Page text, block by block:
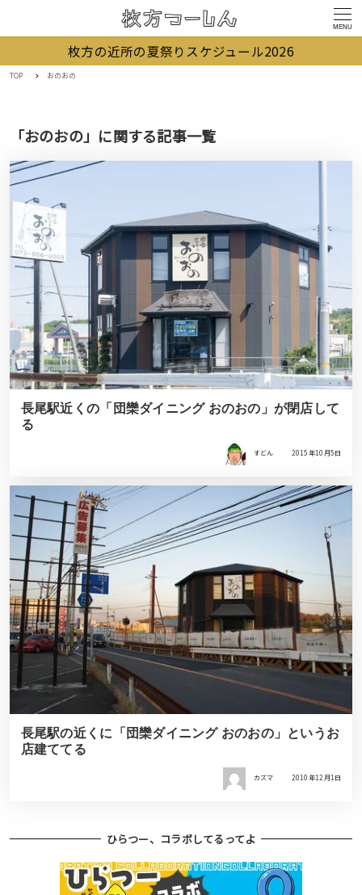
MENU
枚方の近所の夏祭りスケジュール2026
TOP おのおの
「おのおの」に関する記事一覧
長尾駅近くの「団欒ダイニング おのおの」が閉店して
る
すどん 2015年10月5日
長尾駅の近くに「団欒ダイニング おのおの」というお
店建ててる
カズマ 2010年12月1日
ひらつー、コラボしてるってよ